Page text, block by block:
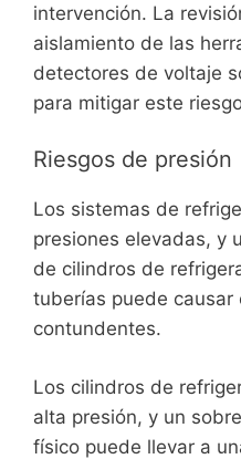
intervención. La
aislamiento de las
detectores de voltaje
para mitigar este
Riesgos de presión
Los sistemas de
presiones elevadas, y
de cilindros de
tuberías puede causar
contundentes.
Los cilindros de
alta presión, y un
físico puede llevar a